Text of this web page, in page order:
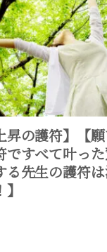
昇の護符】【
ですべて叶った
る先生の護符